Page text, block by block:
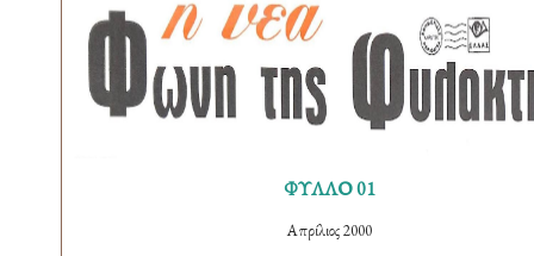
ΦΥΛΛΟ 01
Απρίλιος 2000